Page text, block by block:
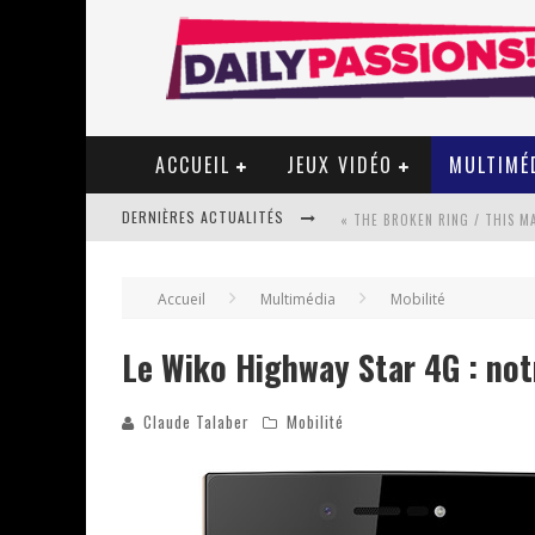
ACCUEIL JEUX VIDÉO
DERNIÈRES ACTUALITÉS
STAR FOX
PSYRIVER 2026 : LA MAGIE
« MOFUSAND / PARLER
Accueil Multimédia Mobilité
Le Wiko Highway Star 4G :
Claude Talaber Mobilité